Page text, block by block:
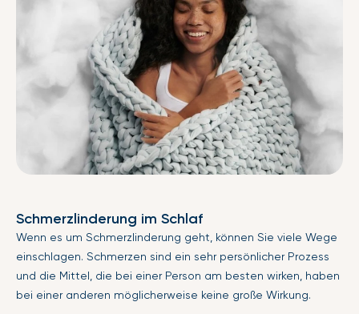
Schmerzlinderung im Schlaf
Wenn es um Schmerzlinderung geht, können Sie viele Wege
einschlagen. Schmerzen sind ein sehr persönlicher Prozess
und die Mittel, die bei einer Person am besten wirken, haben
bei einer anderen möglicherweise keine große Wirkung.